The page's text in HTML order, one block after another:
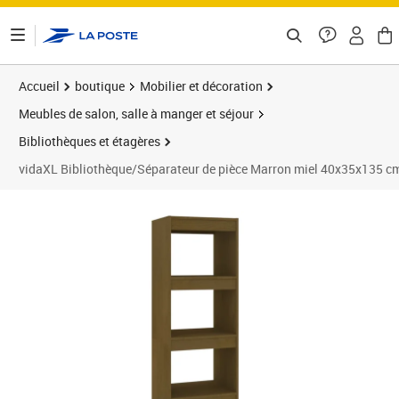
Accueil boutique
Mobilier et décoration
Meubles de salon, salle à manger et séjour
Bibliothèques et étagères
vidaXL Bibliothèque/Séparateur de pièce Marron miel 40x35x135